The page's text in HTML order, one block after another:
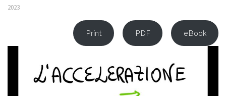
2023
Print PDF eBook